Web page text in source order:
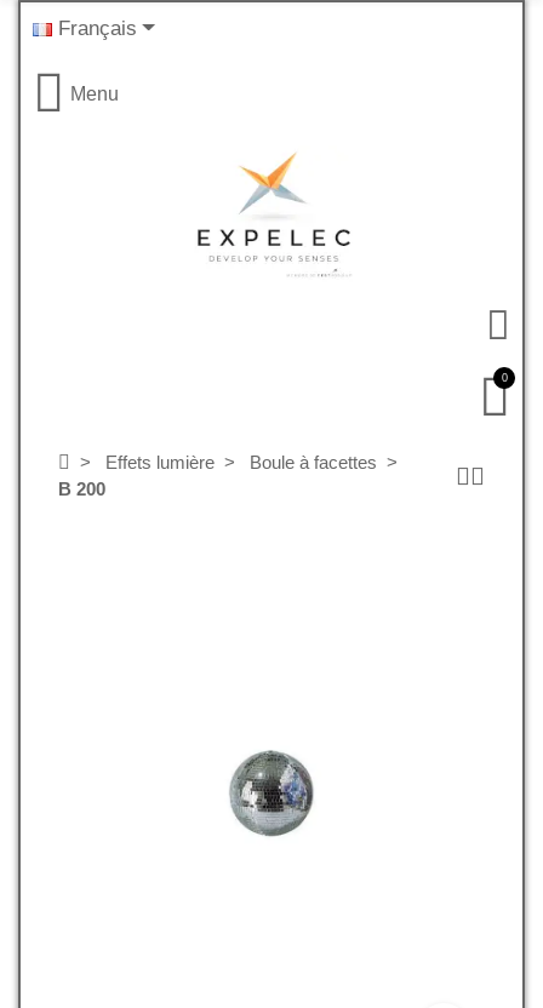
Français
Menu
0
Effets lumière
Boule à facettes
B 200